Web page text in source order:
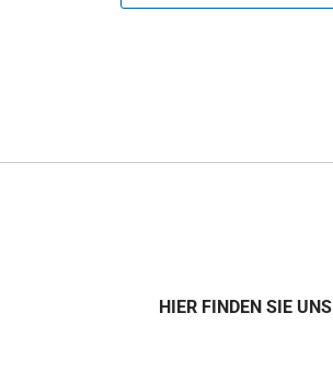
HIER FINDEN SIE UNS